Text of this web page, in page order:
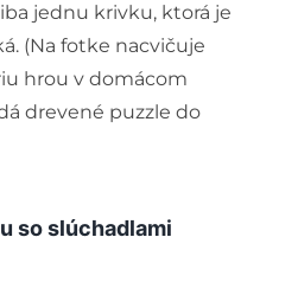
jednu krivku, ktorá je
(Na fotke nacvičuje
hrou v domácom
drevené puzzle do
so slúchadlami